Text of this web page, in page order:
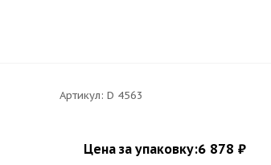
Артикул: D 4563
Цена за упаковку:6 878 ₽